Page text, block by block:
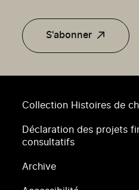
Collection Histoires de
Déclaration des projets
consultatifs
Archive
S'abonner